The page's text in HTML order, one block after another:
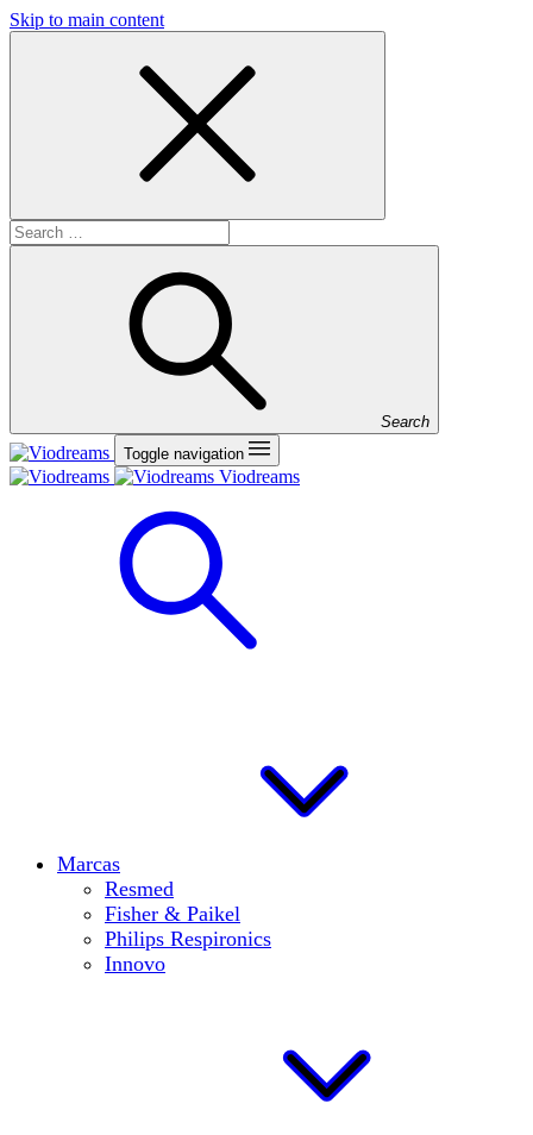
Skip to main content
Search
Toggle navigation
Viodreams
Marcas
Resmed
Fisher & Paikel
Philips Respironics
Innovo